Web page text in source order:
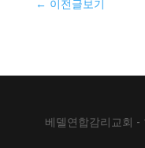
← 이전글보기
베델연합감리교회